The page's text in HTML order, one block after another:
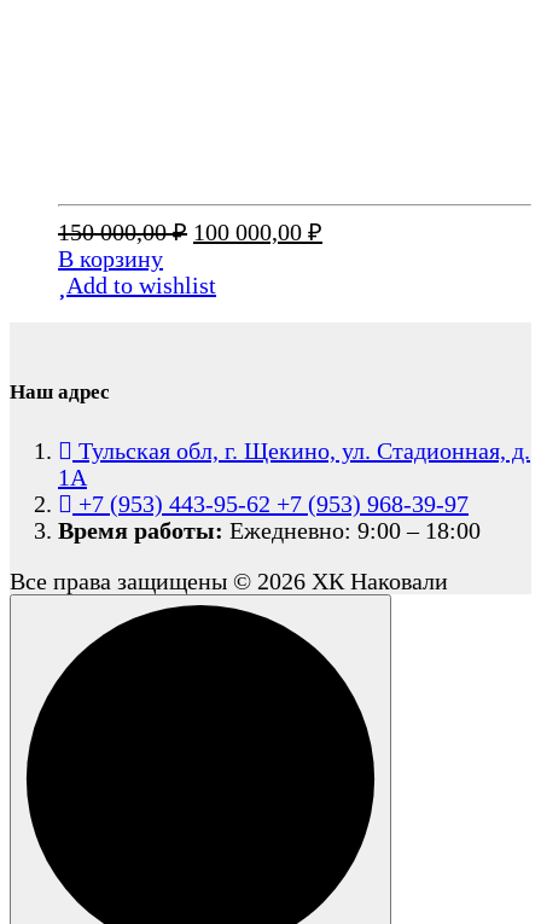
150 000,00₽ Первоначальная
составляла
100 000,00 ₽
В корзину
Add to wishlist
Наш адрес
Тульская обл, г. Щекино, ул. Стадионная, д.
1А
+7 (953) 443-95-62 +7 (953) 968-39-97
Время работы: Ежедневно: 9:00 – 18:00
Все права защищены © 2026 ХК Наковали